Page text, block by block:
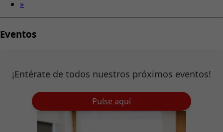
»
Eventos
¡Entérate de todos nuestros próximos eventos!
Pulse aquí